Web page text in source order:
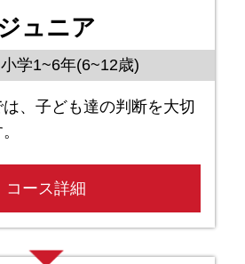
ュニア
学1~6年(6~12歳)
、子ども達の判断を大切
コース詳細